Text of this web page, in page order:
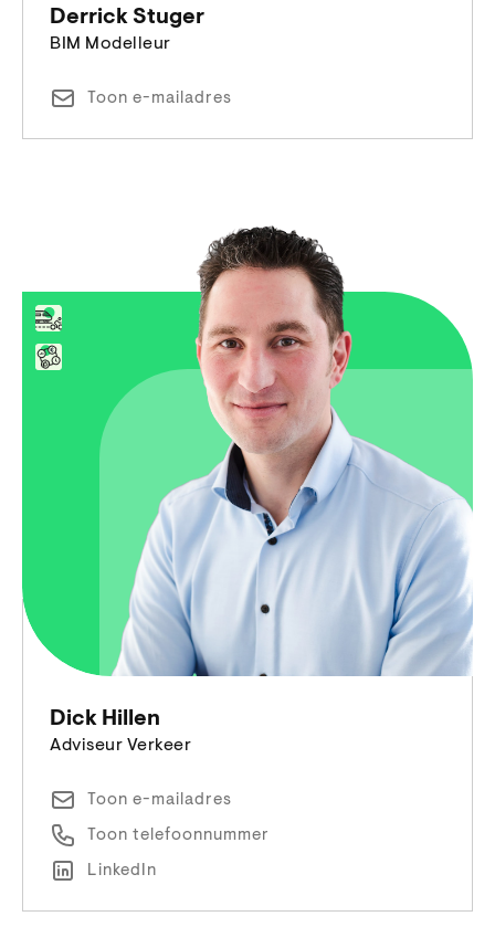
Derrick Stuger
BIM Modelleur
Toon e-mailadres
Dick Hillen
Adviseur Verkeer
Toon e-mailadres
Toon telefoonnummer
LinkedIn